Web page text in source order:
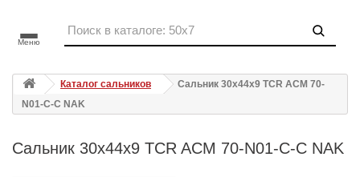
Меню
Каталог сальников
Сальник 30x44x9 TCR ACM 70-
N01-C-C NAK
Сальник 30x44x9 TCR ACM 70-N01-C-C NAK